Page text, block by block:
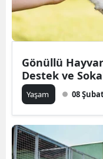
Gönüllü
Destek ve
Yaşam 08